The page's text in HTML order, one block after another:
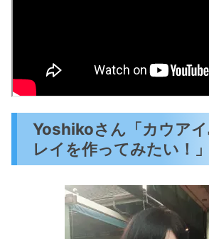
Yoshikoさん「カウア
レイを作ってみたい！」